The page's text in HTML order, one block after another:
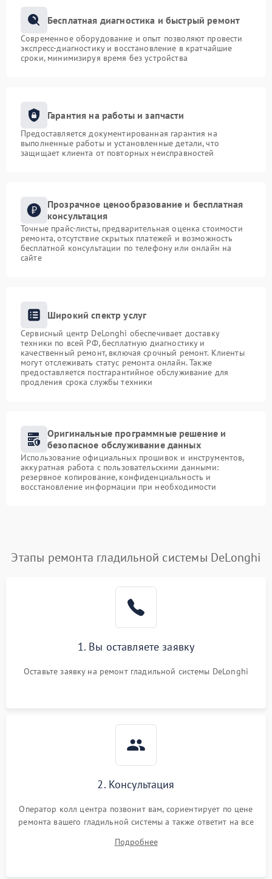
Бесплатная диагностика и быстрый ремонт
Современное оборудование и опыт позволяют провести
экспресс-диагностику и восстановление в кратчайшие
сроки, минимизируя время без устройства
Гарантия на работы и запчасти
Предоставляется документированная гарантия на
выполненные работы и установленные детали, что
защищает клиента от повторных неисправностей
Прозрачное ценообразование и бесплатная
консультация
Точные прайс-листы, предварительная оценка стоимости
ремонта, отсутствие скрытых платежей и возможность
бесплатной консультации по телефону или онлайн на
сайте
Широкий спектр услуг
Сервисный центр DeLonghi обеспечивает доставку
техники по всей РФ, бесплатную диагностику и
качественный ремонт, включая срочный ремонт. Клиенты
могут отслеживать статус ремонта онлайн. Также
предоставляется постгарантийное обслуживание для
продления срока службы техники
Оригинальные программные решение и
безопасное обслуживание данных
Использование официальных прошивок и инструментов,
аккуратная работа с пользовательскими данными:
резервное копирование, конфиденциальность и
восстановление информации при необходимости
Этапы ремонта гладильной системы DeLonghi
1. Вы оставляете заявку
Оставьте заявку на ремонт гладильной системы DeLonghi
2. Консультация
Оператор колл центра позвонит вам, сориентирует по цене
ремонта вашего гладильной системы а также ответит на все
Подробнее